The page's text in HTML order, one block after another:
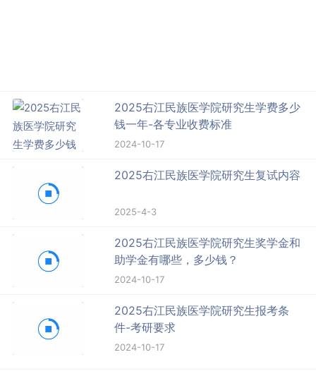
2025右江民族医学院研究生学费多少
钱一年-各专业收费标准
2024-10-17
2025右江民族医学院研究生复试内容
2025-4-3
2025右江民族医学院研究生奖学金和
助学金有哪些，多少钱？
2024-10-17
2025右江民族医学院研究生报考条
件-考研要求
2024-10-17